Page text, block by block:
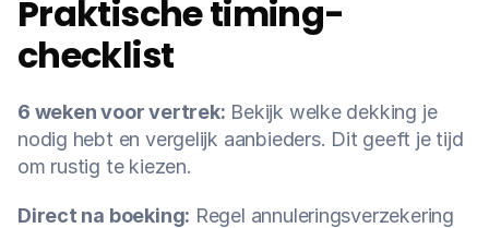
Praktische timing-
checklist
6 weken voor vertrek: Bekijk welke dekking je
nodig hebt en vergelijk aanbieders. Dit geeft je tijd
om rustig te kiezen.
Direct na boeking: Regel annuleringsverzekering